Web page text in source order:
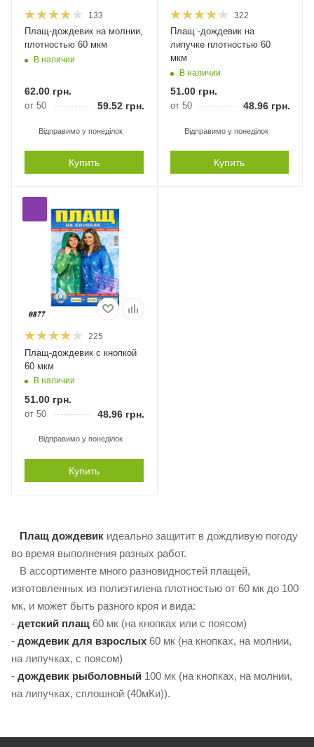
133
Плащ-дождевик на молнии,
плотностью 60 мкм
В наличии
62.00 грн.
от 50 59.52 грн.
Відправимо у понеділок
Купить
322
Плащ -дождевик на
липучке плотностью 60
мкм
В наличии
51.00грн.
от 50 48.96грн.
Відправимо у понеділок
Купить
225
Плащ-дождевик с кнопкой
60 мкм
В наличии
51.00 грн.
от 50 48.96 грн.
Відправимо у понеділок
Купить
Плащ дождевик идеально защитит в дождливую погоду
во время выполнения разных работ.
В ассортименте много разновидностей плащей,
изготовленных из полиэтилена плотностью от 60 мк до 100
мк, и может быть разного кроя и вида:
- детский плащ 60 мк (на кнопках или с поясом)
- дождевик для взрослых 60 мк (на кнопках, на молнии,
на липучках, с поясом)
- дождевик рыболовный 100 мк (на кнопках, на молнии,
на липучках, сплошной (40мКи)).